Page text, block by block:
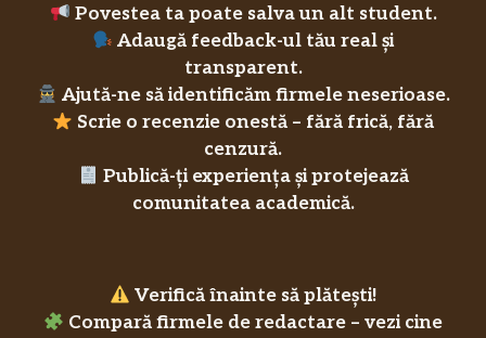
Povestea ta poate salva un alt student.
Adaugă feedback-ul tău real și
transparent.
Ajută-ne să identificăm firmele neserioase.
Scrie o recenzie onestă – fără frică, fără
cenzură.
Publică-ți experiența și protejează
comunitatea academică.
Verifică înainte să plătești!
Compară firmele de redactare – vezi cine